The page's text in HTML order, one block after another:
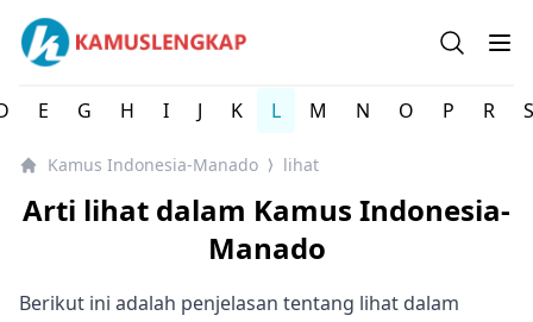
Kamus Lengkap Indonesia-Manado - Kamus Bahasa
Open
E G H I J K L M N O P R S
Kamus Indonesia-Manado ⟩ lihat
Arti lihat dalam Kamus Indonesia-
Manado
Berikut ini adalah penjelasan tentang lihat dalam